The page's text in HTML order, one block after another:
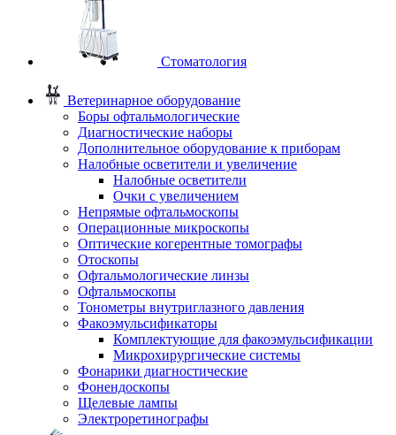
Стоматология
Ветеринарное оборудование
Боры офтальмологические
Диагностические наборы
Дополнительное оборудование к приборам
Налобные осветители и увеличение
Налобные осветители
Очки с увеличением
Непрямые офтальмоскопы
Операционные микроскопы
Оптические когерентные томографы
Отоскопы
Офтальмологические линзы
Офтальмоскопы
Тонометры внутриглазного давления
Факоэмульсификаторы
Комплектующие для факоэмульсификации
Микрохирургические системы
Фонарики диагностические
Фонендоскопы
Щелевые лампы
Электроретинографы